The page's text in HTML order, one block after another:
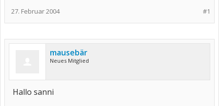
#1
27. Februar 2004
mausebär
Neues Mitglied
Hallo sanni